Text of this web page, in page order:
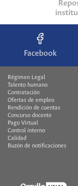
Facebook
Régimen Legal
Talento humano
Contratación
Ofertas de empleo
Rendición de cuentas
Concurso docente
Pago Virtual
Control interno
Calidad
Buzón de notificaciones